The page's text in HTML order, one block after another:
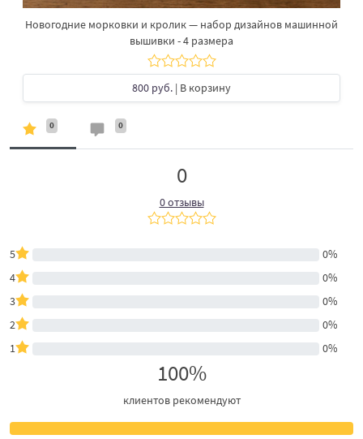
Новогодние морковки и кролик — набор дизайнов машинной
вышивки - 4 размера
800 руб. | В корзину
0 0
0
0 отзывы
5
0%
4
0%
3
0%
2
0%
1
0%
100%
клиентов рекомендуют